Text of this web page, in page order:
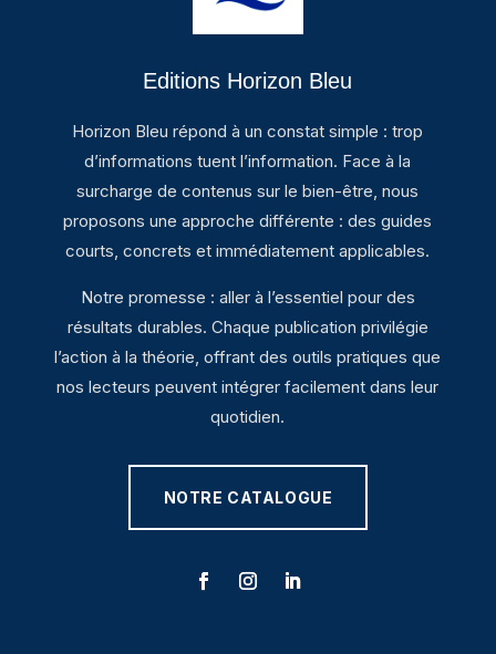
Editions Horizon Bleu
Horizon Bleu répond à un constat simple : trop
d’informations tuent l’information. Face à la
surcharge de contenus sur le bien-être, nous
proposons une approche différente : des guides
courts, concrets et immédiatement applicables.
Notre promesse : aller à l’essentiel pour des
résultats durables. Chaque publication privilégie
l’action à la théorie, offrant des outils pratiques que
nos lecteurs peuvent intégrer facilement dans leur
quotidien.
NOTRE CATALOGUE